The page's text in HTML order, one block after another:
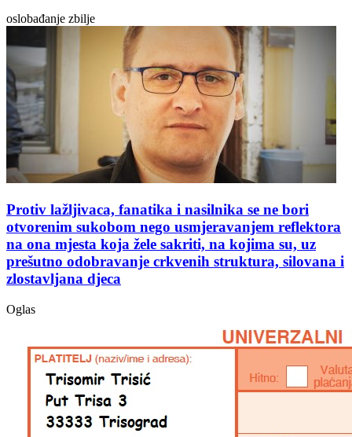
oslobađanje zbilje
Protiv lažljivaca, fanatika i nasilnika se ne bori
otvorenim sukobom nego usmjeravanjem reflektora
na ona mjesta koja žele sakriti, na kojima su, uz
prešutno odobravanje crkvenih struktura, silovana i
zlostavljana djeca
Oglas